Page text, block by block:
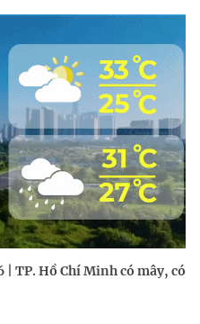
TP. Hồ Chí Minh có mây, có